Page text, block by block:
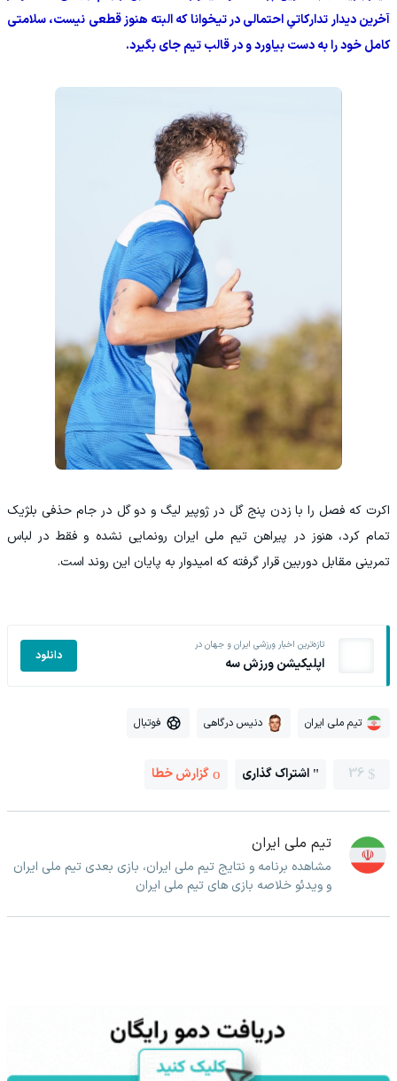
آخرین دیدار تدارکاتیِ احتمالی در تیخوانا که البته هنوز قطعی نیست، سلامتی
کامل خود را به دست بیاورد و در قالب تیم جای بگیرد.
اکرت که فصل را با زدن پنج گل در ژوپیر لیگ و دو گل در جام حذفی بلژیک
تمام کرد، هنوز در پیراهن تیم ملی ایران رونمایی نشده و فقط در لباس
تمرینی مقابل دوربین قرار گرفته که امیدوار به پایان این روند است.
تازه‌ترین اخبار ورزشی ایران و جهان در
اپلیکیشن ورزش سه دانلود
تیم ملی ایران دنیس درگاهی فوتبال
36 اشتراک گذاری گزارش خطا
تیم ملی ایران
مشاهده برنامه و نتایج تیم ملی ایران، بازی بعدی تیم ملی ایران
و ویدئو خلاصه بازی های تیم ملی ایران